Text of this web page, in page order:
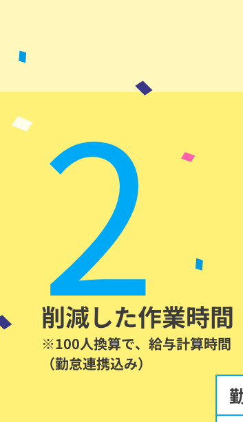
2
削減した作業時間
※100人換算で、給与計算時間
（勤怠連携込み）